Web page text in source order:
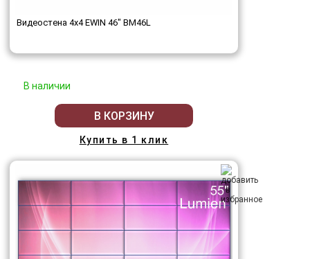
Видеостена 4x4 EWIN 46" BM46L
В наличии
В КОРЗИНУ
Купить в 1 клик